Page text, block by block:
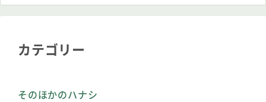
カテゴリー
そのほかのハナシ